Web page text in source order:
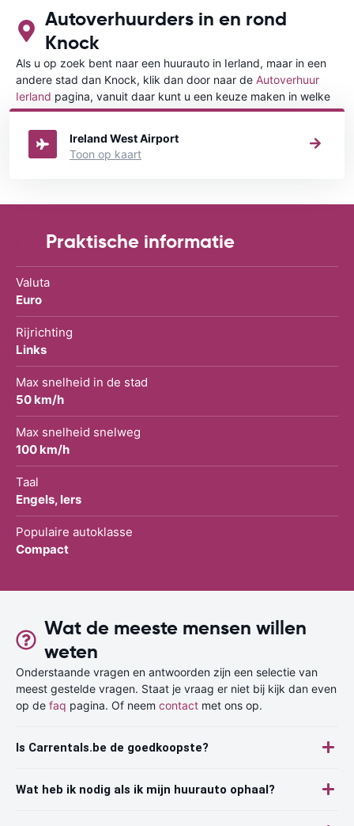
Autoverhuurders in en rond
Knock
Als u op zoek bent naar een huurauto in Ierland, maar in een
andere stad dan Knock, klik dan door naar de Autoverhuur
Ierland pagina, vanuit daar kunt u een keuze maken in welke
stad in Ierland u een auto huren wilt.
Ireland West Airport
Toon op kaart
Praktische informatie
Valuta
Euro
Rijrichting
Links
Max snelheid in de stad
50 km/h
Max snelheid snelweg
100 km/h
Taal
Engels, Iers
Populaire autoklasse
Compact
Wat de meeste mensen willen
weten
Onderstaande vragen en antwoorden zijn een selectie van
meest gestelde vragen. Staat je vraag er niet bij kijk dan even
op de faq pagina. Of neem contact met ons op.
Is Carrentals.be de goedkoopste?
Wat heb ik nodig als ik mijn huurauto ophaal?